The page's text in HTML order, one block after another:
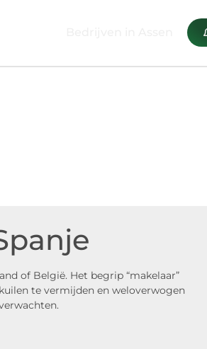
of België. Het begrip “makelaar”
te vermijden en weloverwogen